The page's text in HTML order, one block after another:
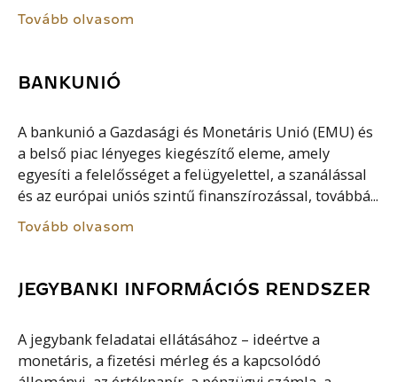
Tovább olvasom
BANKUNIÓ
A bankunió a Gazdasági és Monetáris Unió (EMU) és
a belső piac lényeges kiegészítő eleme, amely
egyesíti a felelősséget a felügyelettel, a szanálással
és az európai uniós szintű finanszírozással, továbbá...
Tovább olvasom
JEGYBANKI INFORMÁCIÓS RENDSZER
A jegybank feladatai ellátásához – ideértve a
monetáris, a fizetési mérleg és a kapcsolódó